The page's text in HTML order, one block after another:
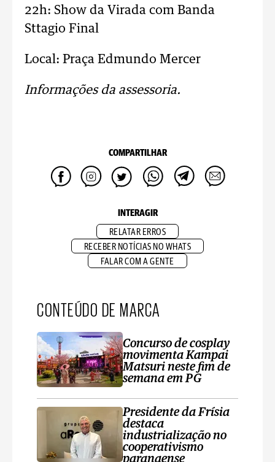
22h: Show da Virada com Banda
Sttagio Final
Local: Praça Edmundo Mercer
Informações da assessoria.
COMPARTILHAR
INTERAGIR
RELATAR ERROS
RECEBER NOTÍCIAS NO WHATS
FALAR COM A GENTE
CONTEÚDO DE MARCA
Concurso de cosplay
movimenta Kampai
Matsuri neste fim de
semana em PG
Presidente da Frísia
destaca
industrialização no
cooperativismo
paranaense